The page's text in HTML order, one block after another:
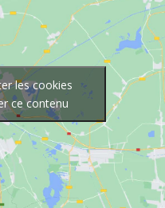
les cookies
ce contenu